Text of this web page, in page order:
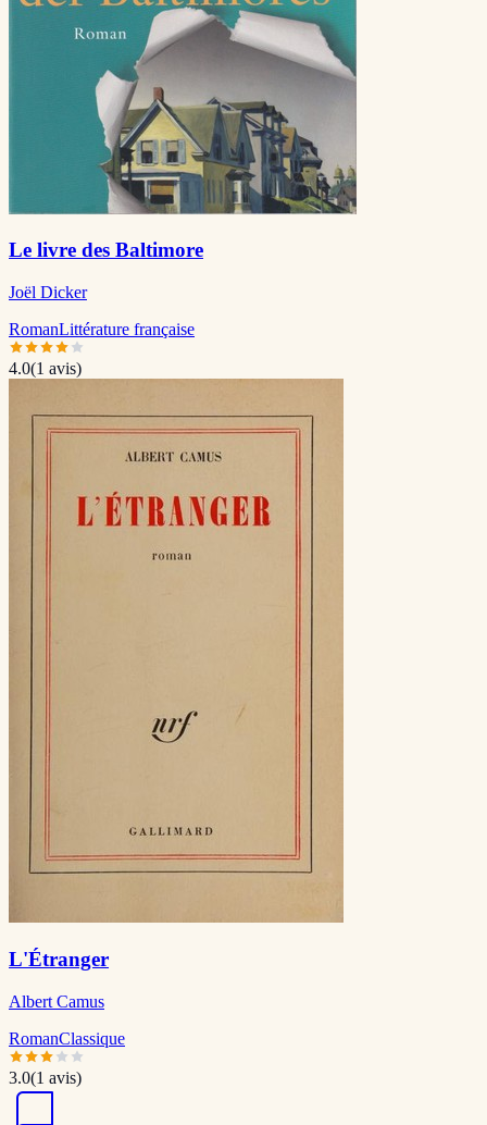
Le livre des Baltimore
Joël Dicker
RomanLittérature française
4.0(1 avis)
L'Étranger
Albert Camus
RomanClassique
3.0(1 avis)